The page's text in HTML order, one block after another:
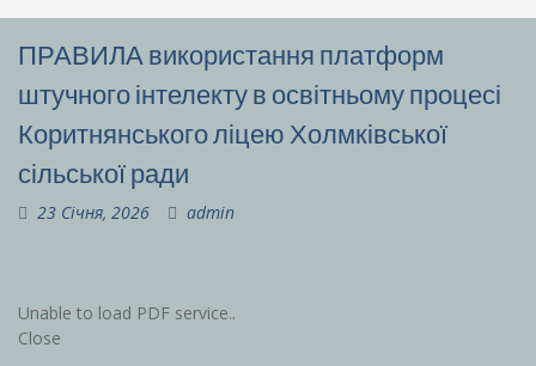
ПРАВИЛА використання платформ
штучного інтелекту в освітньому процесі
Коритнянського ліцею Холмківської
сільської ради
23 Січня, 2026 admin
Unable to load PDF service..
Close